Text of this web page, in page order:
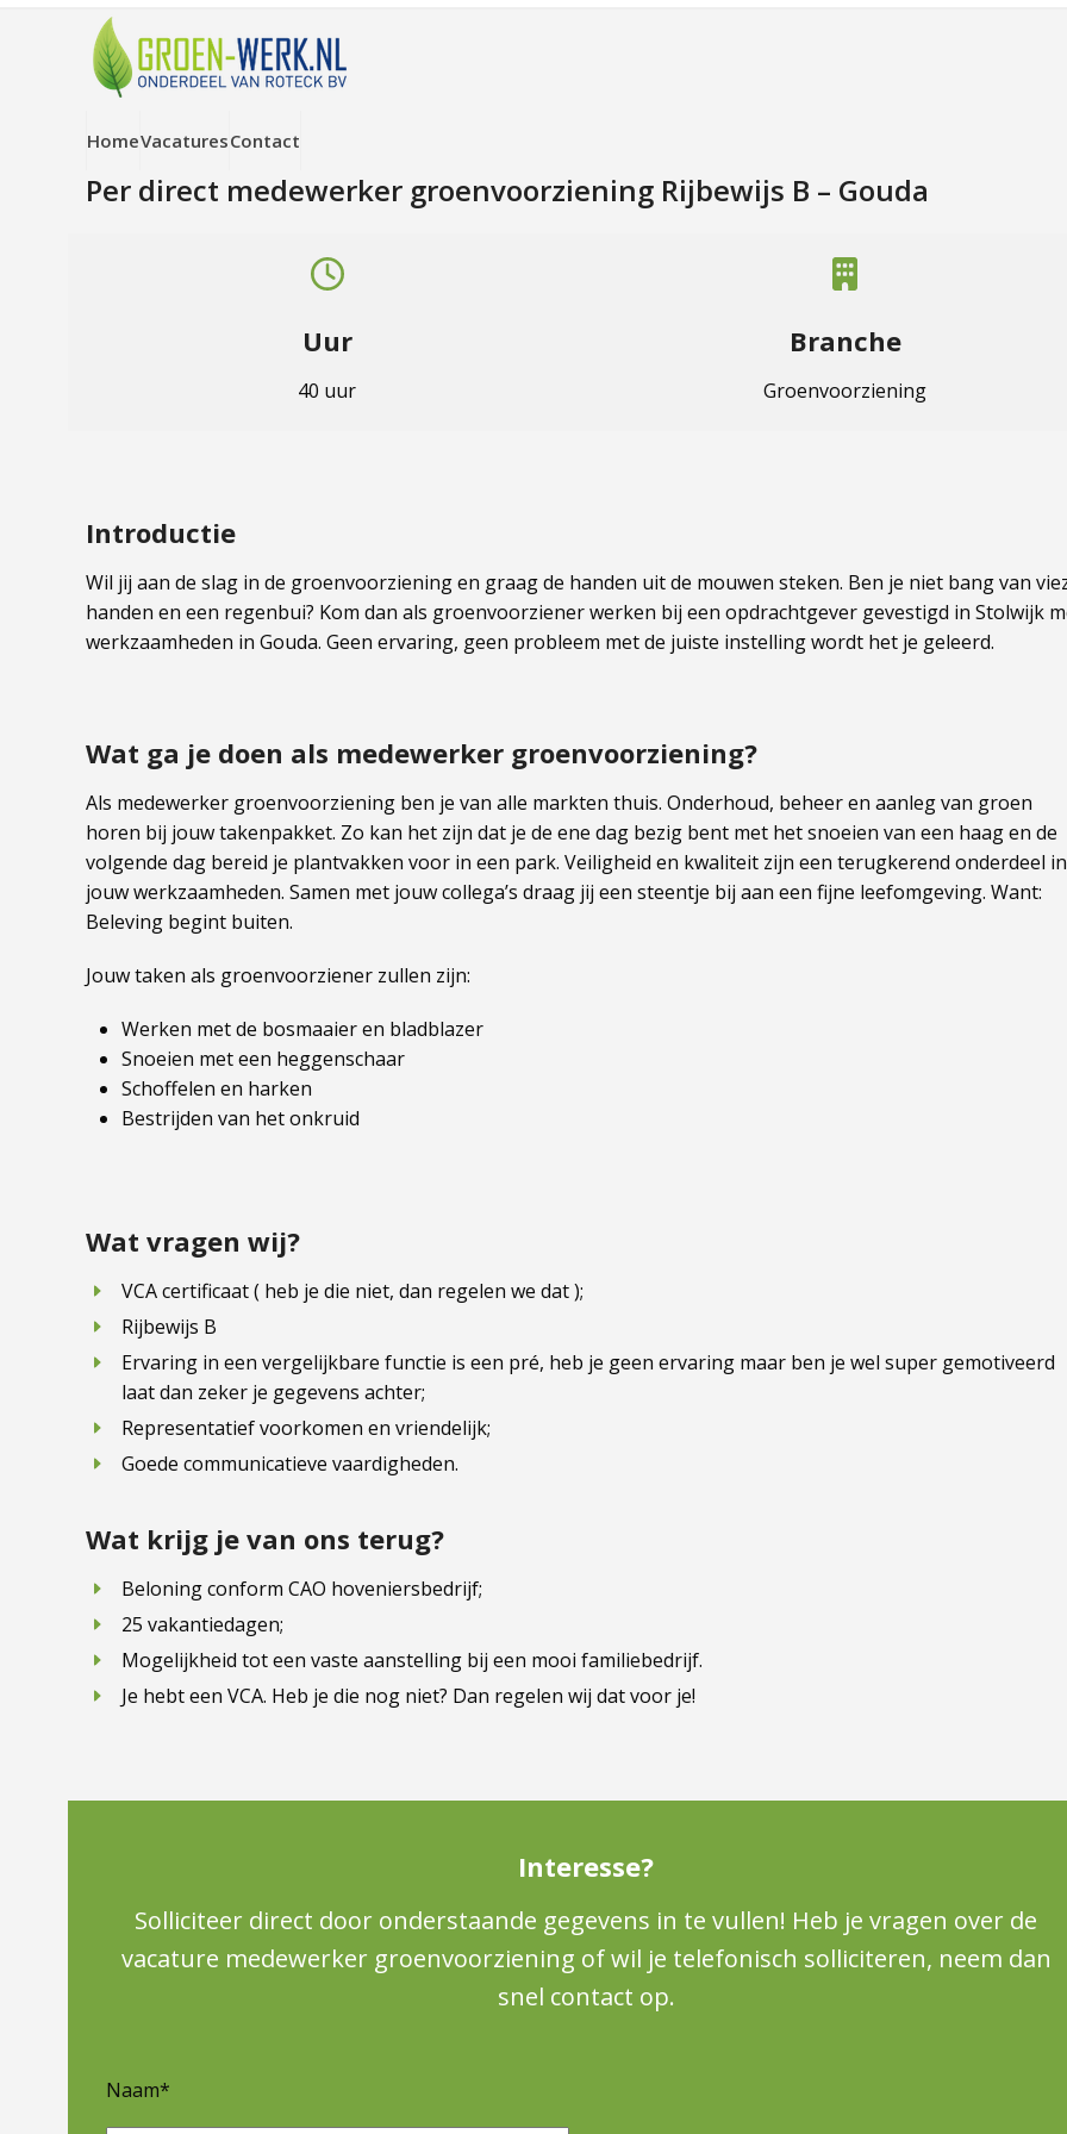
HomeVacaturesContact
Per direct medewerker groenvoorziening Rijbewijs B – Gouda
Uur
40 uur
Branche
Groenvoorziening
Introductie
Wil jij aan de slag in de groenvoorziening en graag de handen uit de mouwen steken. Ben je niet bang van
handen en een regenbui? Kom dan als groenvoorziener werken bij een opdrachtgever gevestigd in Stolwijk
werkzaamheden in Gouda. Geen ervaring, geen probleem met de juiste instelling wordt het je geleerd.
Wat ga je doen als medewerker groenvoorziening?
Als medewerker groenvoorziening ben je van alle markten thuis. Onderhoud, beheer en aanleg van groen
horen bij jouw takenpakket. Zo kan het zijn dat je de ene dag bezig bent met het snoeien van een haag en de
volgende dag bereid je plantvakken voor in een park. Veiligheid en kwaliteit zijn een terugkerend onderdeel in
jouw werkzaamheden. Samen met jouw collega’s draag jij een steentje bij aan een fijne leefomgeving. Want:
Beleving begint buiten.
Jouw taken als groenvoorziener zullen zijn:
Werken met de bosmaaier en bladblazer
Snoeien met een heggenschaar
Schoffelen en harken
Bestrijden van het onkruid
Wat vragen wij?
VCA certificaat ( heb je die niet, dan regelen we dat );
Rijbewijs B
Ervaring in een vergelijkbare functie is een pré, heb je geen ervaring maar ben je wel super gemotiveerd
laat dan zeker je gegevens achter;
Representatief voorkomen en vriendelijk;
Goede communicatieve vaardigheden.
Wat krijg je van ons terug?
Beloning conform CAO hoveniersbedrijf;
25 vakantiedagen;
Mogelijkheid tot een vaste aanstelling bij een mooi familiebedrijf.
Je hebt een VCA. Heb je die nog niet? Dan regelen wij dat voor je!
Interesse?
Solliciteer direct door onderstaande gegevens in te vullen! Heb je vragen over de
vacature medewerker groenvoorziening of wil je telefonisch solliciteren, neem dan
snel contact op.
Naam*